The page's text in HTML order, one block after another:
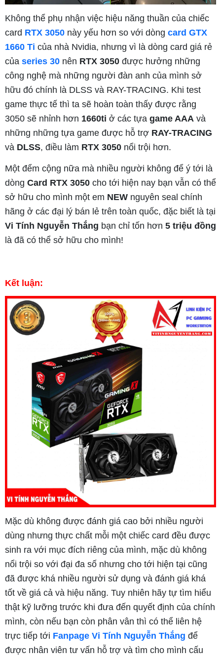
Không thể phụ nhận việc hiệu năng thuần của chiếc
card RTX 3050 này yếu hơn so với dòng card GTX
1660 Ti của nhà Nvidia, nhưng vì là dòng card giá rẻ
của series 30 nên RTX 3050 được hưởng những
công nghệ mà những người đàn anh của mình sở
hữu đó chính là DLSS và RAY-TRACING. Khi test
game thực tế thì ta sẽ hoàn toàn thấy được rằng
3050 sẽ nhỉnh hơn 1660ti ở các tựa game AAA và
những những tựa game được hỗ trợ RAY-TRACING
và DLSS, điều làm RTX 3050 nổi trội hơn.
Một đểm cộng nữa mà nhiều người không để ý tới là
dòng Card RTX 3050 cho tới hiện nay bạn vẫn có thể
sở hữu cho mình một em NEW nguyên seal chính
hãng ở các đại lý bán lẻ trên toàn quốc, đặc biết là tại
Vi Tính Nguyễn Thắng bạn chỉ tốn hơn 5 triệu đồng
là đã có thể sở hữu cho mình!
Kết luận:
Mặc dù không được đánh giá cao bởi nhiều người
dùng nhưng thực chất mỗi một chiếc card đều được
sinh ra với mục đích riêng của mình, mặc dù không
nổi trội so với đại đa số nhưng cho tới hiện tại cũng
đã được khá nhiều người sử dụng và đánh giá khá
tốt về giá cả và hiệu năng. Tuy nhiên hãy tự tìm hiểu
thật kỹ lưỡng trước khi đưa đến quyết định của chính
mình, còn nếu bạn còn phân vân thì có thể liên hệ
trực tiếp tới Fanpage Vi Tính Nguyễn Thắng để
được nhân viên tư vấn hỗ trợ và tìm cho mình cấu